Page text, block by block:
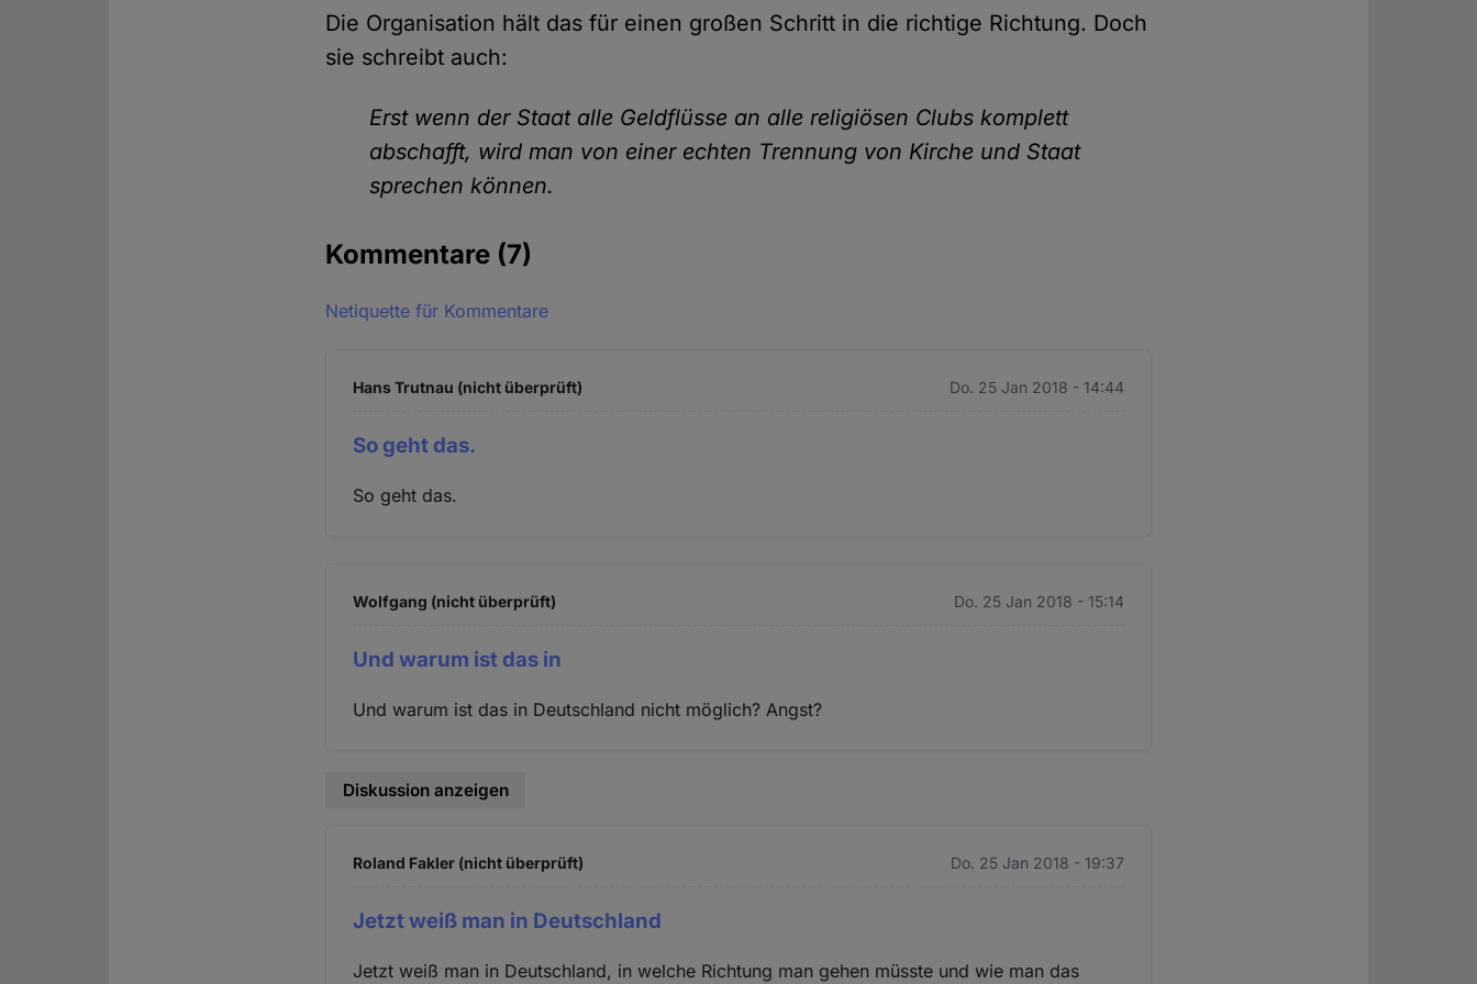
Die Organisation hält das für einen großen Schritt in die richtige Richtung. Doch
sie schreibt auch:
Erst wenn der Staat alle Geldflüsse an alle religiösen Clubs komplett
abschafft, wird man von einer echten Trennung von Kirche und Staat
sprechen können.
Kommentare (7)
Netiquette für Kommentare
Hans Trutnau (nicht überprüft) Do. 25 Jan 2018 - 14:44
So geht das.
So geht das.
Wolfgang (nicht überprüft) Do. 25 Jan 2018 - 15:14
Und warum ist das in
Und warum ist das in Deutschland nicht möglich? Angst?
Diskussion anzeigen
Roland Fakler (nicht überprüft) Do. 25 Jan 2018 - 19:37
Jetzt weiß man in Deutschland
Jetzt weiß man in Deutschland, in welche Richtung man gehen müsste und wie man das